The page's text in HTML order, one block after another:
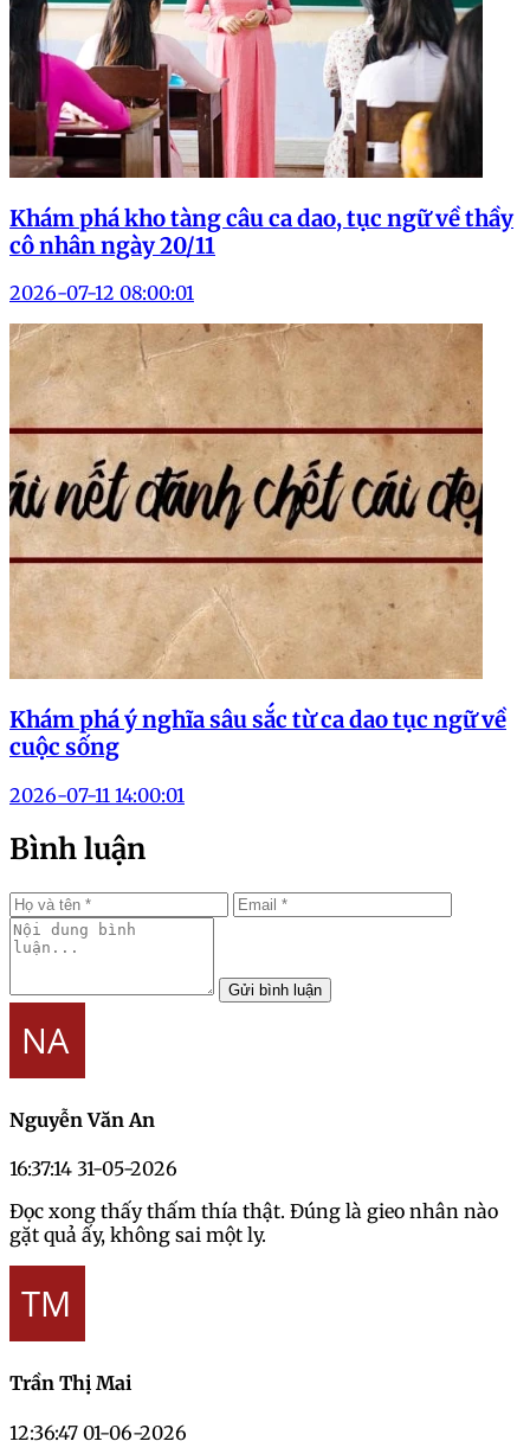
Khám phá kho tàng câu ca dao, tục ngữ về thầy
cô nhân ngày 20/11
2026-07-12 08:00:01
Khám phá ý nghĩa sâu sắc từ ca dao tục ngữ về
cuộc sống
2026-07-11 14:00:01
Bình luận
Gửi bình luận
Nguyễn Văn An
16:37:14 31-05-2026
Đọc xong thấy thấm thía thật. Đúng là gieo nhân nào
gặt quả ấy, không sai một ly.
Trần Thị Mai
12:36:47 01-06-2026